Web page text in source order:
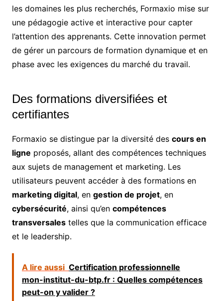
les domaines les plus recherchés, Formaxio mise sur
une pédagogie active et interactive pour capter
l’attention des apprenants. Cette innovation permet
de gérer un parcours de formation dynamique et en
phase avec les exigences du marché du travail.
Des formations diversifiées et
certifiantes
Formaxio se distingue par la diversité des cours en
ligne proposés, allant des compétences techniques
aux sujets de management et marketing. Les
utilisateurs peuvent accéder à des formations en
marketing digital, en gestion de projet, en
cybersécurité, ainsi qu’en compétences
transversalestelles que la communication efficace
et le leadership.
A lire aussi Certification professionnelle
mon-institut-du-btp.fr : Quelles compétences
peut-on y valider ?